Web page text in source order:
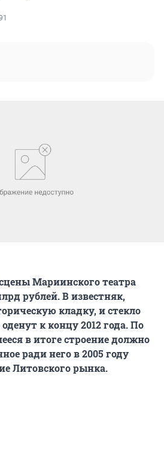
Мариинского театра
рублей. В известняк,
кладку, и стекло
к концу 2012 года. По
в итоге строение должно
ради него в 2005 году
Литовского рынка.